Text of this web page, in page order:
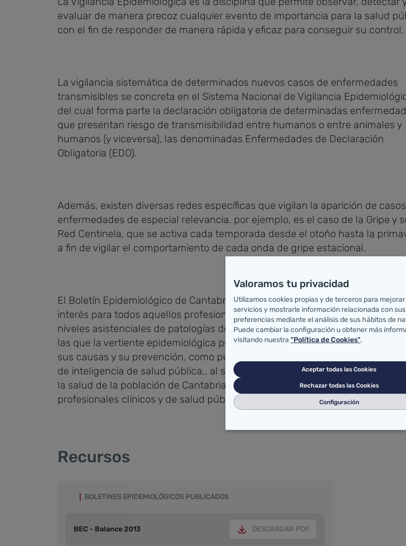
evaluar de manera precoz cualquier evento de importancia para la salud
con el fin de responder de manera rápida y eficaz para conseguir su control.
La vigilancia sistemática de determinados nuevos casos de enfermedades
transmisibles se concreta en el Sistema Nacional de Vigilancia
del cual forma parte la declaración obligatoria de determinadas
que presentan riesgo de transmisibilidad entre humanos o entre animales y
humanos (y viceversa), las denominadas Enfermedades de Declaración
Obligatoria (EDO).
Además, existen diversas redes específicas que vigilan la aparición de
enfermedades de especial relevancia. por ejemplo, es el caso de la Gripe y
Red Centinela, que se activa cada temporada desde el otoño hasta la
a fin de vigilar el comportamiento de cada onda de gripe estacional.
El Boletín Epidemiológico de Cantabria (BEC) es una herramienta, de
interés para todos aquellos profesionales que intervienen en cualquiera de
niveles asistenciales de patologías de carácter transmisible o no
las que la vertiente epidemiológica permite ir conociendo cada día un poco
sus causas y su prevención, como punto clave en la conformación del
de inteligencia de salud pública,, al servicio del control de los determinantes
la salud de la población de Cantabria gracias a la participación conjunta de
profesionales clínicos y de salud pública.
Recursos
BOLETINES EPIDEMIOLÓGICOS PUBLICADOS
BEC - Balance 2013 DESCARGAR PDF
Valoramos tu privacidad
Utilizamos cookies propias y de terceros para
servicios y mostrarle información relacionada con sus
preferencias mediante el análisis de sus hábitos de
Puede cambiar la configuración u obtener más
visitando nuestra "Política de Cookies".
Aceptar todas las Cookies
Rechazar todas las Cookies
Configuración